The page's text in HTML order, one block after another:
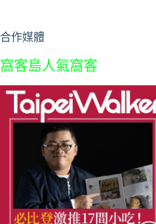
合作媒體
窩客島人氣窩客